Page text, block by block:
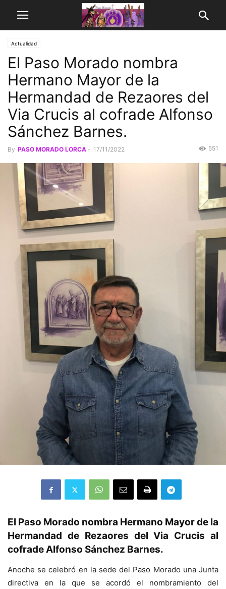
Actualidad
El Paso Morado nombra
Hermano Mayor de la
Hermandad de Rezaores del
Via Crucis al cofrade Alfonso
Sánchez Barnes.
By PASO MORADO LORCA - 17/11/2022 551
El Paso Morado nombra Hermano Mayor de la
Hermandad de Rezaores del Via Crucis al
cofrade Alfonso Sánchez Barnes.
Anoche se celebró en la sede del Paso Morado una Junta
directiva en la que se acordó el nombramiento del